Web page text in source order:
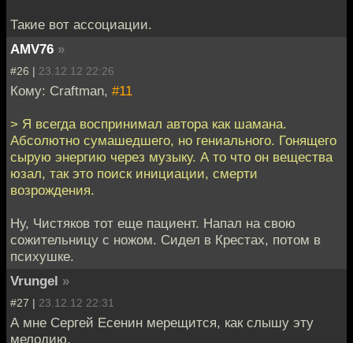
Такие вот ассоциации.
AMV76 »
#26 | 23.12.12 22:26
Кому: Craftman, #11
> Я всегда воспринимал автора как шамана.
Абсолютно сумашедшего, но гениального. Гонящего
сырую энергию через музыку. А то что он вещества
юзал, так это поиск инициации, смерти
возрождения.
Ну, Чистяков тот еще пациент. Напал на свою
сожительницу с ножом. Сидел в Крестах, потом в
психушке.
Vrungel »
#27 | 23.12.12 22:31
А мне Сергей Есенин мерещится, как слышу эту
мелодию.